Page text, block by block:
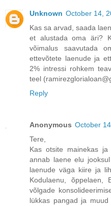
Unknown October 14,
Kas sa arvad, saada
et alustada oma äri?
võimalus saavutada
ettevõtete laenude ja
2% intressi rohkem
teel
Reply
Anonymous October
Tere,
Kas otsite mainekas
annab laene elu
laenude väga kiire ja
Kodulaenu, õppelaen,
võlgade
lükkas pangad ja